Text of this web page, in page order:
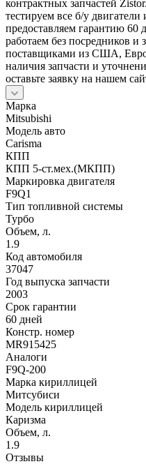
контрактных запчастей
тестируем все б/у двигатели
предоставляем гарантию
работаем без посредников и
поставщиками из США,
наличия запчасти и
оставьте заявку на нашем
Марка
Mitsubishi
Модель авто
Carisma
КПП
КПП 5-ст.мех.(МКПП)
Маркировка двигателя
F9Q1
Тип топливной системы
Турбо
Объем, л.
1.9
Код автомобиля
37047
Год выпуска запчасти
2003
Срок гарантии
60 дней
Констр. номер
MR915425
Аналоги
F9Q-200
Марка кириллицей
Митсубиси
Модель кириллицей
Каризма
Объем, л.
1.9
Отзывы